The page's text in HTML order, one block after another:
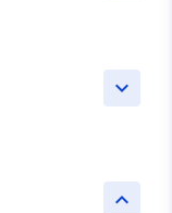
keyboard_arrow_down
keyboard_arrow_up